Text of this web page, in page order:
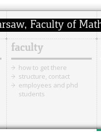
faculty
how to get there
structure, contact
employees and phd
students